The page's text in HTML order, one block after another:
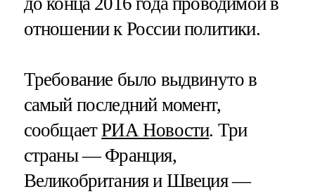
отношении к России политики.
Требование было выдвинуто в
самый последний момент,
сообщаетРИА Новости. Три
страны — Франция,
Великобритания и Швеция —